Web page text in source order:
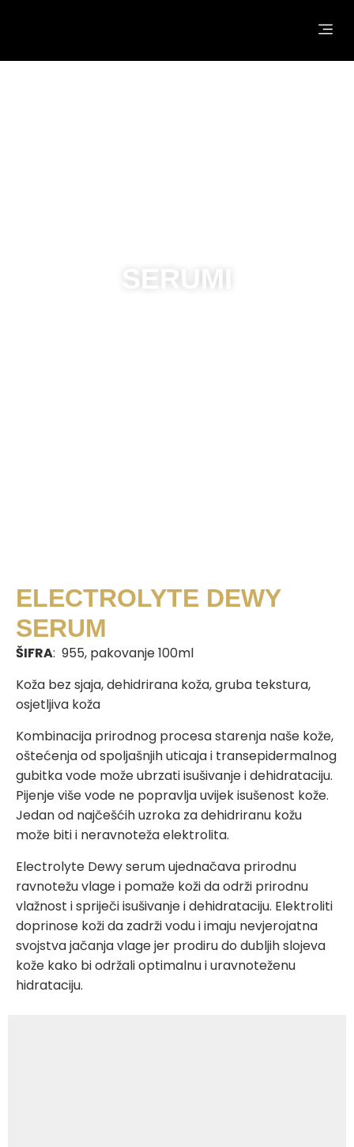
KONTAKT
SERUMI
ELECTROLYTE DEWY
SERUM
ŠIFRA: 955, pakovanje 100ml
Koža bez sjaja, dehidrirana koža, gruba tekstura,
osjetljiva koža
Kombinacija prirodnog procesa starenja naše kože,
oštećenja od spoljašnjih uticaja i transepidermalnog
gubitka vode može ubrzati isušivanje i dehidrataciju.
Pijenje više vode ne popravlja uvijek isušenost kože.
Jedan od najčešćih uzroka za dehidriranu kožu
može biti i neravnoteža elektrolita.
Electrolyte Dewy serum ujednačava prirodnu
ravnotežu vlage i pomaže koži da održi prirodnu
vlažnost i spriječi isušivanje i dehidrataciju. Elektroliti
doprinose koži da zadrži vodu i imaju nevjerojatna
svojstva jačanja vlage jer prodiru do dubljih slojeva
kože kako bi održali optimalnu i uravnoteženu
hidrataciju.